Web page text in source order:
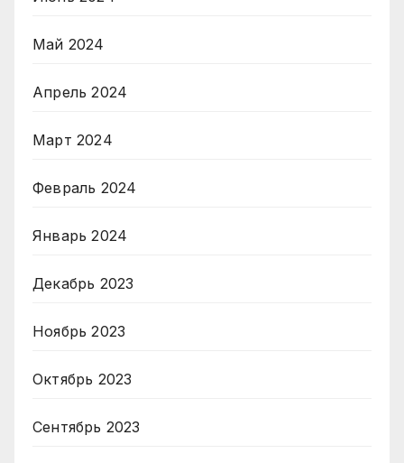
Май 2024
Апрель 2024
Март 2024
Февраль 2024
Январь 2024
Декабрь 2023
Ноябрь 2023
Октябрь 2023
Сентябрь 2023